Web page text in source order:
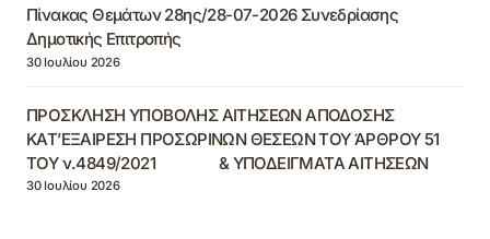
Πίνακας Θεμάτων 28ης/28-07-2026 Συνεδρίασης
Δημοτικής Επιτροπής
30 Ιουλίου 2026
ΠΡΟΣΚΛΗΣΗ ΥΠΟΒΟΛΗΣ ΑΙΤΗΣΕΩΝ ΑΠΟΔΟΣΗΣ
ΚΑΤ’ΕΞΑΙΡΕΣΗ ΠΡΟΣΩΡΙΝΩΝ ΘΕΣΕΩΝ ΤΟΥ ΆΡΘΡΟΥ 51
ΤΟΥ ν.4849/2021 & ΥΠΟΔΕΙΓΜΑΤΑ ΑΙΤΗΣΕΩΝ
30 Ιουλίου 2026